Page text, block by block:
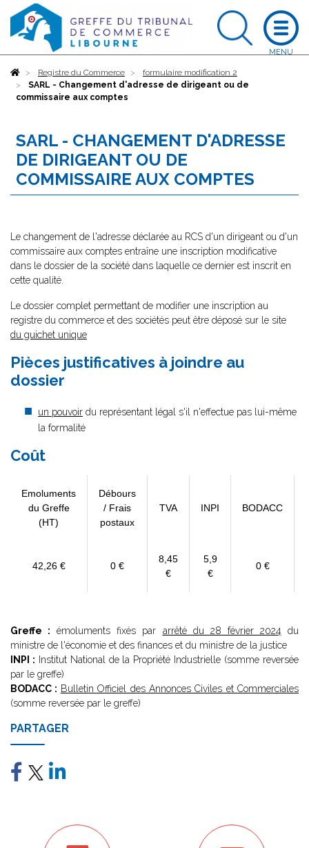
AccueilRegistre du Commerce
formulaire modification 2
SARL - Changement d'adresse de dirigeant ou de
commissaire aux comptes
SARL - CHANGEMENT D'ADRESSE
DE DIRIGEANT OU DE
COMMISSAIRE AUX COMPTES
Le changement de l'adresse déclarée au RCS d'un dirigeant ou d'un
commissaire aux comptes entraîne une inscription modificative
dans le dossier de la société dans laquelle ce dernier est inscrit en
cette qualité.
Le dossier complet permettant de modifier une inscription au
registre du commerce et des sociétés peut être déposé sur le site
du guichet unique
Pièces justificatives à joindre au
dossier
un pouvoir du représentant légal s'il n'effectue pas lui-même
la formalité
Coût
Emoluments
du Greffe
(HT)
Débours
/ Frais
postaux
TVA INPI BODACC
42,26 € 0 €
8,45
€
5,9
€
0 €
Greffe : émoluments fixés par arrêté du 28 février 2024 du
ministre de l'économie et des finances et du ministre de la justice
INPI : Institut National de la Propriété Industrielle (somme reversée
par le greffe)
BODACC : Bulletin Officiel des Annonces Civiles et Commerciales
(somme reversée par le greffe)
PARTAGER